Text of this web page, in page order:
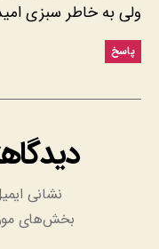
ولی به خاطر سبزی
پاسخ
نشانی
بخش‌های